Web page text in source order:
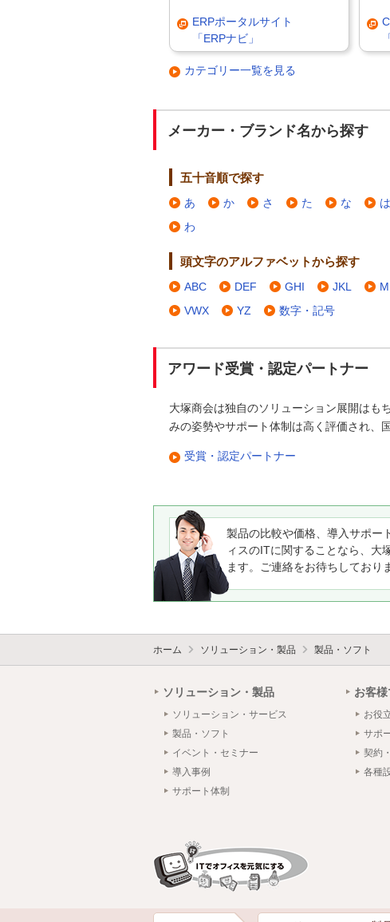
ERPポータルサイト
「ERPナビ」
カテゴリー一覧を見る
メーカー・ブランド名から探す
五十音順で探す
あ か さ た な は
わ
頭文字のアルファベットから探す
ABC DEF GHI JKL
VWX
YZ 数字・記号
アワード受賞・認定パートナー
大塚商会は独自のソリューション展開はも
みの姿勢やサポート体制は高く評価され、
受賞・認定パートナー
製品の比較や価格、導入サポー
ィスのITに関することなら、大
ます。ご連絡をお待ちしており
ホーム ソリューション・製品 製品・ソフト
ソリューション・製品
ソリューション・サービス
製品・ソフト
イベント・セミナー
導入事例
サポート体制
お客
お役
サポ
契約
各種